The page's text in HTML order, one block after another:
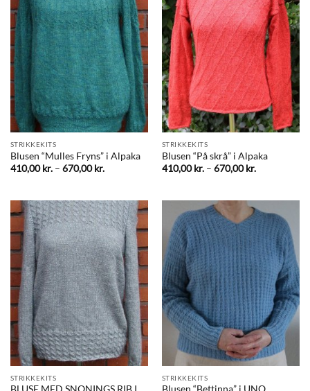
STRIKKEKITS
Blusen “Mulles Fryns” i Alpaka
410,00kr. – 670,00kr.Prisinterval:
STRIKKEKITS
Blusen “På skrå” i Alpaka
410,00kr. – 670,00kr.Prisinterval:
STRIKKEKITS STRIKKEKITS